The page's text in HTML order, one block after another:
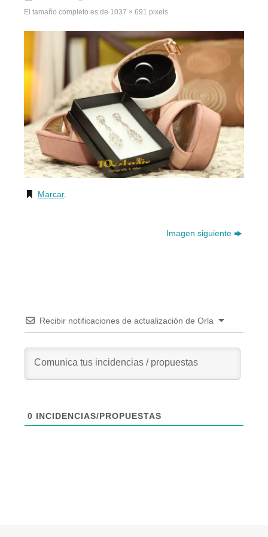
El tamaño completo es de 1037 × 691 pixels
Marcar.
Imagen siguiente
Recibir notificaciones de actualización de Orla
0 INCIDENCIAS/PROPUESTAS